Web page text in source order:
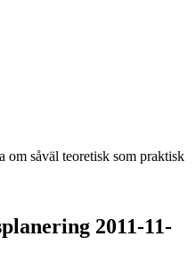
om såväl teoretisk som praktisk
2011-11-